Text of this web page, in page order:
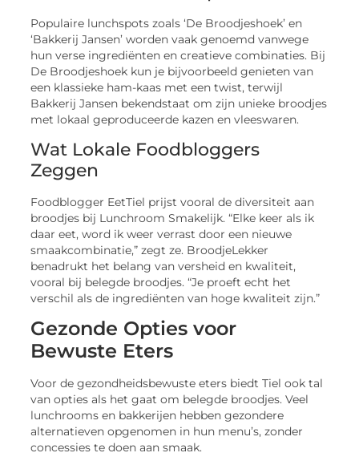
Populaire lunchspots zoals ‘De Broodjeshoek’ en
‘Bakkerij Jansen’ worden vaak genoemd vanwege
hun verse ingrediënten en creatieve combinaties. Bij
De Broodjeshoek kun je bijvoorbeeld genieten van
een klassieke ham-kaas met een twist, terwijl
Bakkerij Jansen bekendstaat om zijn unieke broodjes
met lokaal geproduceerde kazen en vleeswaren.
Wat Lokale Foodbloggers
Zeggen
Foodblogger EetTiel prijst vooral de diversiteit aan
broodjes bij Lunchroom Smakelijk. “Elke keer als ik
daar eet, word ik weer verrast door een nieuwe
smaakcombinatie,” zegt ze. BroodjeLekker
benadrukt het belang van versheid en kwaliteit,
vooral bij belegde broodjes. “Je proeft echt het
verschil als de ingrediënten van hoge kwaliteit zijn.”
Gezonde Opties voor
Bewuste Eters
Voor de gezondheidsbewuste eters biedt Tiel ook tal
van opties als het gaat om belegde broodjes. Veel
lunchrooms en bakkerijen hebben gezondere
alternatieven opgenomen in hun menu’s, zonder
concessies te doen aan smaak.